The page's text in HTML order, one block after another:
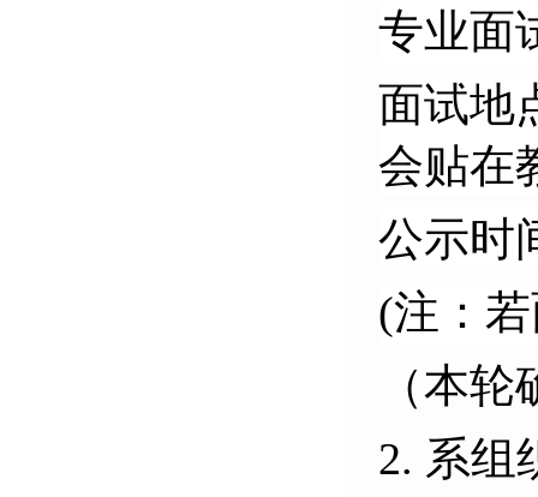
专业面
面试地
会贴在
公示时
(注：
（本
2. 系组